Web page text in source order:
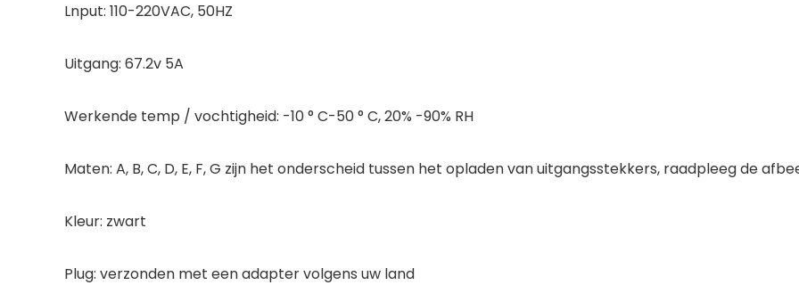
Lnput: 110-220VAC, 50HZ
Uitgang: 67.2v 5A
Werkende temp / vochtigheid: -10 ° C-50 ° C, 20% -90% RH
Maten: A, B, C, D, E, F, G zijn het onderscheid tussen het opladen van uitgangsstekkers, raadpleeg de
Kleur: zwart
Plug: verzonden met een adapter volgens uw land